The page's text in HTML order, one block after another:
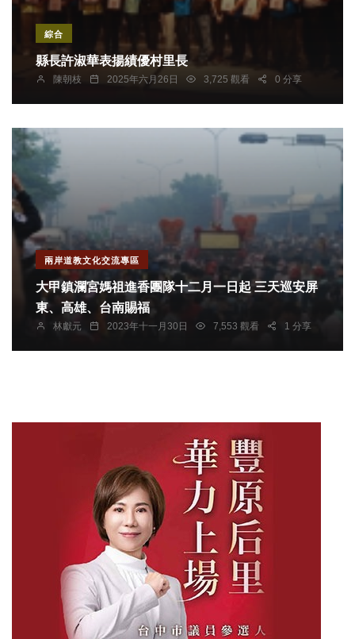
綜合
縣長許淑華表揚績優村里長
陳朝枝 2025年六月26日 3,725 觀看 0 分享
兩岸道教文化交流專區
大甲鎮瀾宮媽祖進香團隊十二月一日起 三天巡安屏
東、高雄、台南賜福
林獻元 2023年十一月30日 7,553 觀看 1 分享